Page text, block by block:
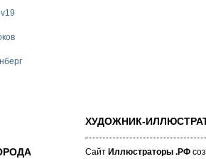
ХУДОЖНИК-
Сайт Иллюстраторы .РФ